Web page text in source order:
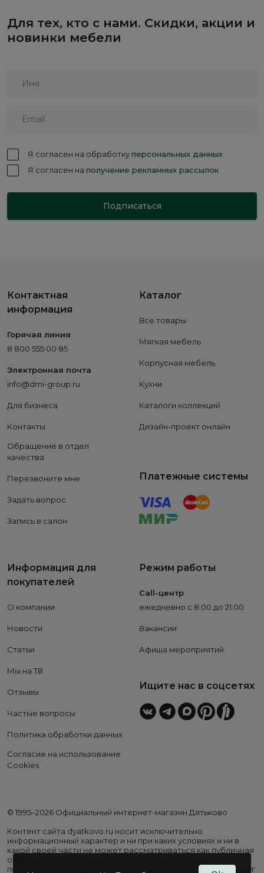
Для тех, кто с нами. Скидки, акции и
новинки мебели
Я согласен на обработкуперсональных данных
Я согласен на получение рекламных рассылок
Подписаться
Контактная
информация
Горячая линия
8 800 555 00 85
Электронная почта
info@dmi-group.ru
Для бизнеса
Контакты
Обращение в отдел
качества
Перезвоните мне
Задать вопрос
Запись в салон
Каталог
Все товары
Мягкая мебель
Корпусная мебель
Кухни
Каталоги коллекций
Дизайн-проект онлайн
Платежные системы
Информация для
покупателей
О компании
Новости
Статьи
Мы на ТВ
Отзывы
Частые вопросы
Политика обработки данных
Согласие на использование
Cookies
Режим работы
Call-центр
ежедневно с 8:00 до 21:00
Вакансии
Афиша мероприятий
Ищите нас в соцсетях
© 1995–2026 Официальный интернет-магазин Дятьково
Контент сайта dyatkovo.ru носит исключительно
информационный характер и ни при каких условиях и ни в
какой своей части не может рассматриваться как публичная
оферта. Внешний вид, комплектация и стоимость
поставляемой продукции, а также перечень сервисных услуг